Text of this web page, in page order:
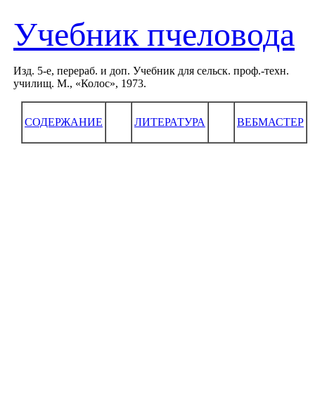
Учебник пчеловода
Изд. 5-е, перераб. и доп. Учебник для сельск. проф.-техн.
училищ. М., «Колос», 1973.
СОДЕРЖАНИЕ ЛИТЕРАТУРА ВЕБМАСТЕР